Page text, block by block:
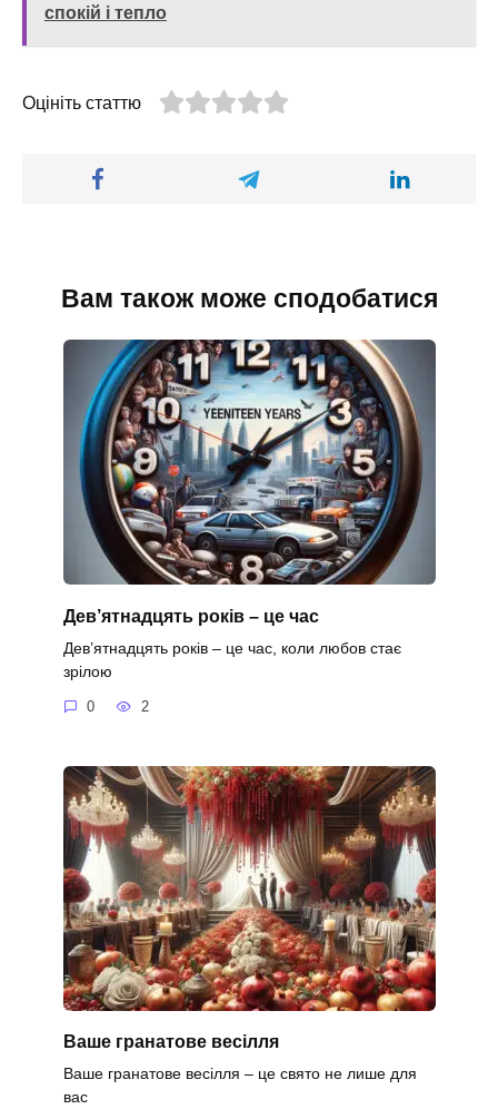
спокій і тепло
Оцініть статтю
Вам також може сподобатися
Дев’ятнадцять років – це час
Дев’ятнадцять років – це час, коли любов стає
зрілою
0 2
Ваше гранатове весілля
Ваше гранатове весілля – це свято не лише для
вас